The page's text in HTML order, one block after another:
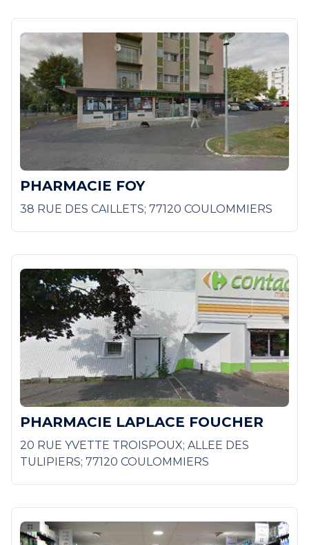
PHARMACIE FOY
38 RUE DES CAILLETS; 77120 COULOMMIERS
PHARMACIE LAPLACE FOUCHER
20 RUE YVETTE TROISPOUX; ALLEE DES
TULIPIERS; 77120 COULOMMIERS